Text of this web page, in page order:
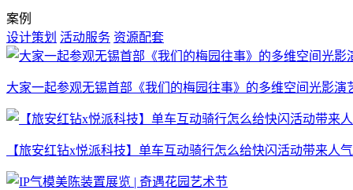
案例
设计策划 活动服务 资源配套
大家一起参观无锡首部《我们的梅园往事》的多维空间光影演
【旅安红钻x悦派科技】单车互动骑行怎么给快闪活动带来人气